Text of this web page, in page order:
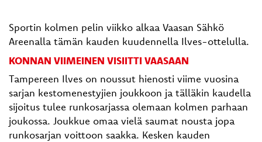
Sportin kolmen pelin viikko alkaa Vaasan Sähkö
Areenalla tämän kauden kuudennella Ilves-ottelulla.
KONNAN VIIMEINEN VISIITTI VAASAAN
Tampereen Ilves on noussut hienosti viime vuosina
sarjan kestomenestyjien joukkoon ja tälläkin kaudella
sijoitus tulee runkosarjassa olemaan kolmen parhaan
joukossa. Joukkue omaa vielä saumat nousta jopa
runkosarjan voittoon saakka. Kesken kauden